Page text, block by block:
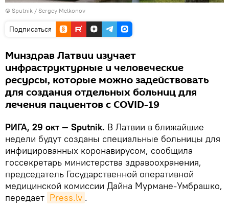
© Sputnik / Sergey Melkonov
Подписаться
Минздрав Латвии изучает
инфраструктурные и человеческие
ресурсы, которые можно задействовать
для создания отдельных больниц для
лечения пациентов с COVID-19
РИГА, 29 окт — Sputnik. В Латвии в ближайшие
недели будут созданы специальные больницы для
инфицированных коронавирусом, сообщила
госсекретарь министерства здравоохранения,
председатель Государственной оперативной
медицинской комиссии Дайна Мурмане-Умбрашко,
передает Press.lv .